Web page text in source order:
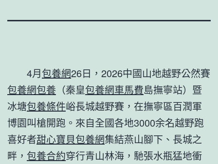
4月包養網26日，2026中國山地越野公然賽
包養網包養 （秦皇包養網車馬費島撫寧站）暨
冰塘包養條件峪長城越野賽，在撫寧區百潤軍
博園叫槍開跑。來自全國各地3000余名越野跑
喜好者甜心寶貝包養網集結燕山腳下、長城之
畔， 包養合約穿行青山林海，馳張水瓶猛地衝